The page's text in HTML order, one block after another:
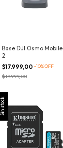
Base DJI Osmo Mobile
2
$17.999,00 -10%OFF
$19.999,00
Sin stock